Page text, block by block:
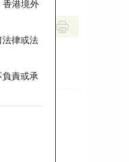
香港境外
法律或法
責或承